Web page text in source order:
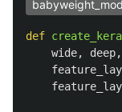
def
wide, deep,